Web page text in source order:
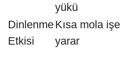
yükü
Dinlenme
Etkisi
Kısa mola işe
yarar